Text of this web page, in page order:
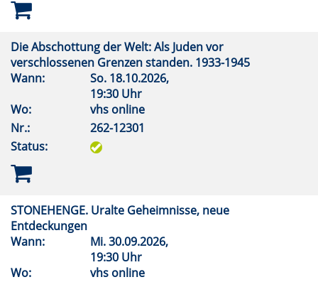
Die Abschottung der Welt: Als Juden vor
verschlossenen Grenzen standen. 1933-1945
Wann:
So. 18.10.2026,
19:30 Uhr
Wo:
vhs online
Nr.:
262-12301
Status:
STONEHENGE. Uralte Geheimnisse, neue
Entdeckungen
Wann:
Mi.30.09.2026,
19:30 Uhr
Wo:
vhs online